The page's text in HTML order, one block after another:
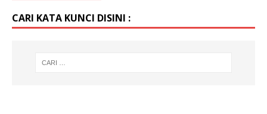
CARI KATA KUNCI DISINI :